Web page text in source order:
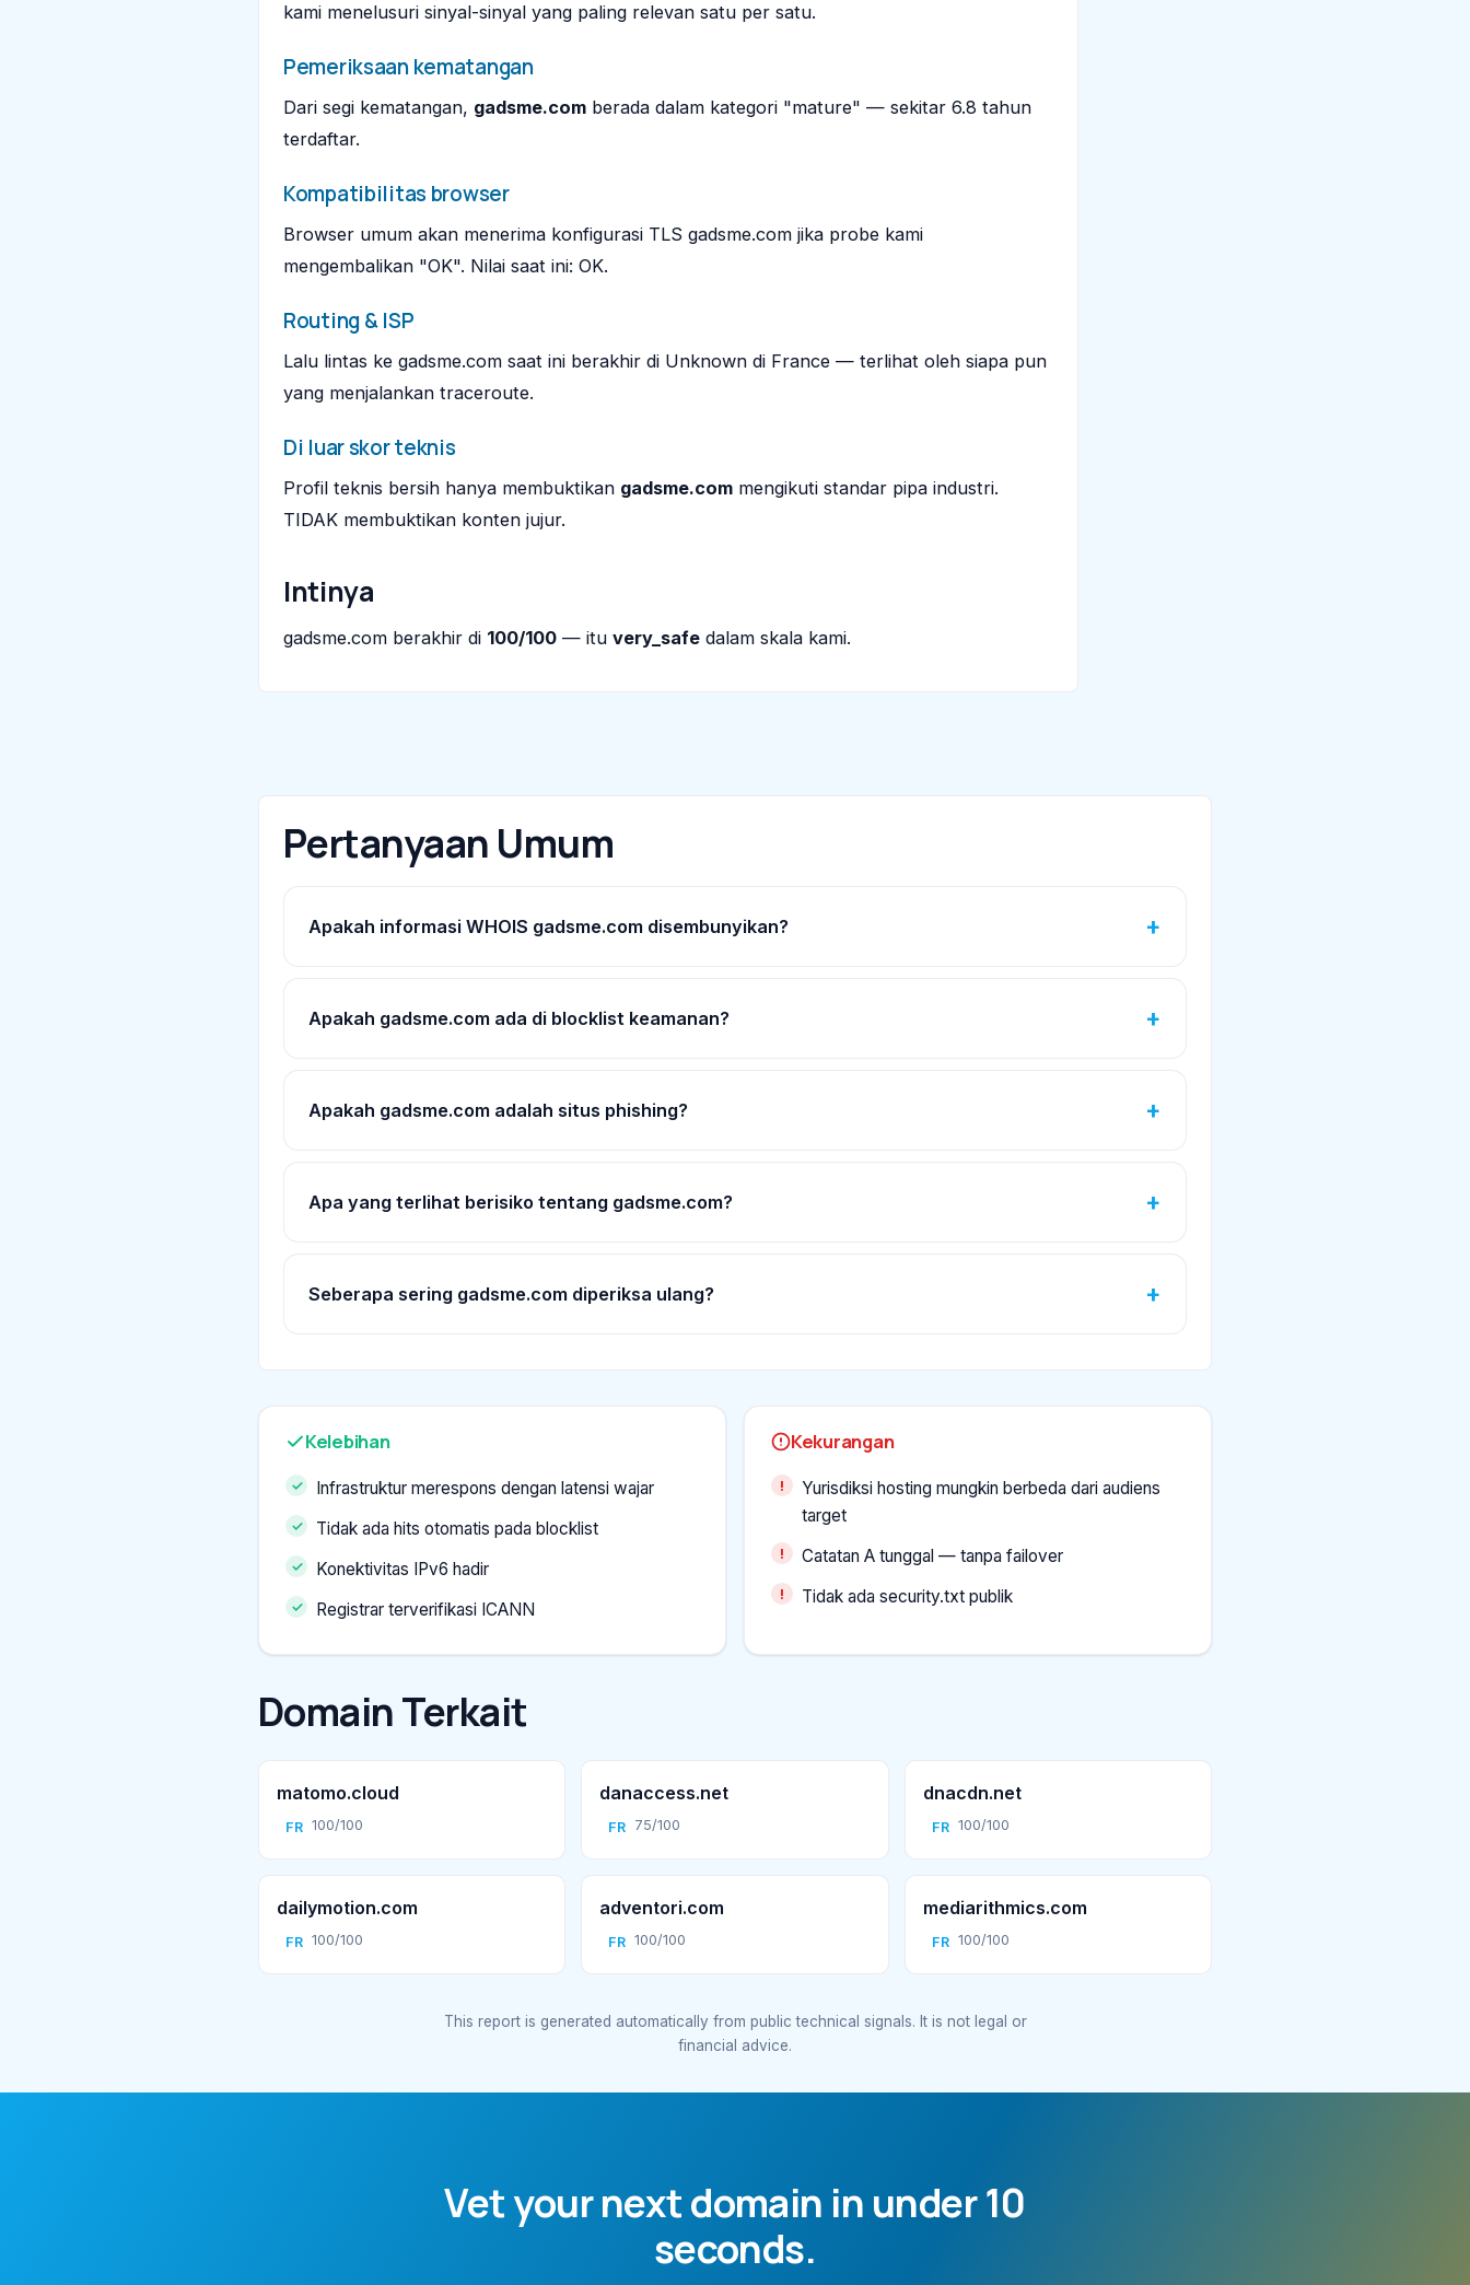
kami menelusuri sinyal-sinyal yang paling relevan satu per satu.
Pemeriksaan kematangan
Dari segi kematangan, gadsme.com berada dalam kategori "mature" — sekitar 6.8 tahun
terdaftar.
Kompatibilitas browser
Browser umum akan menerima konfigurasi TLS gadsme.com jika probe kami
mengembalikan "OK". Nilai saat ini: OK.
Routing & ISP
Lalu lintas ke gadsme.com saat ini berakhir di Unknown di France — terlihat oleh siapa pun
yang menjalankan traceroute.
Di luar skor teknis
Profil teknis bersih hanya membuktikan gadsme.com mengikuti standar pipa industri.
TIDAK membuktikan konten jujur.
Intinya
gadsme.com berakhir di 100/100 — itu very_safe dalam skala kami.
Pertanyaan Umum
Apakah informasi WHOIS gadsme.com disembunyikan?
Apakah gadsme.com ada di blocklist keamanan?
Apakah gadsme.com adalah situs phishing?
Apa yang terlihat berisiko tentang gadsme.com?
Seberapa sering gadsme.com diperiksa ulang?
Kelebihan
Infrastruktur merespons dengan latensi wajar
Tidak ada hits otomatis pada blocklist
Konektivitas IPv6 hadir
Registrar terverifikasi ICANN
Kekurangan
Yurisdiksi hosting mungkin berbeda dari audiens
target
Catatan A tunggal — tanpa failover
Tidak ada security.txt publik
Domain Terkait
matomo.cloud
FR 100/100
danaccess.net
FR 75/100
dnacdn.net
FR 100/100
dailymotion.com
FR 100/100
adventori.com
FR 100/100
mediarithmics.com
FR 100/100
This report is generated automatically from public technical signals. It is not legal or
financial advice.
Vet your next domain in under 10
seconds.